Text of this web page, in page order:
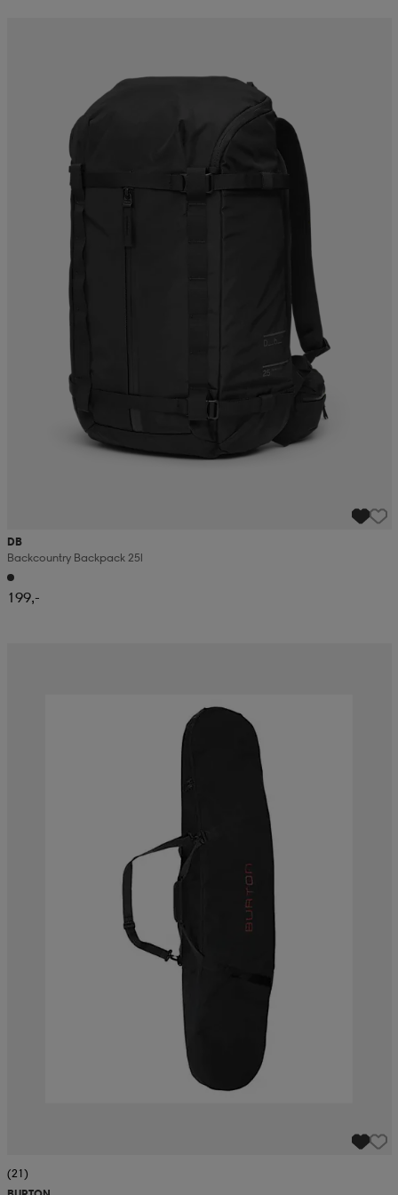
DB
Backcountry Backpack 25l
199,-
(21)